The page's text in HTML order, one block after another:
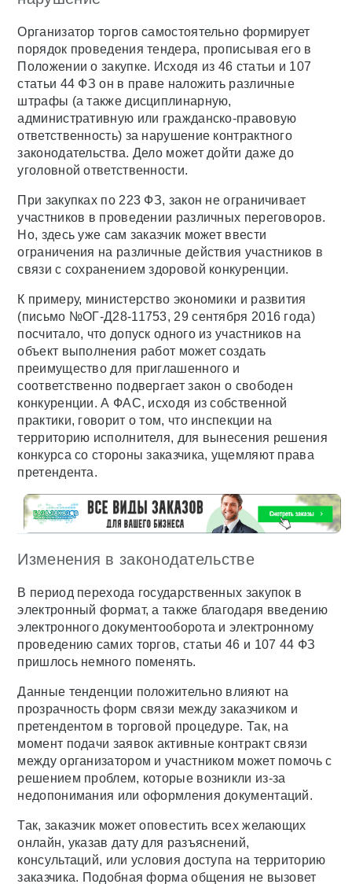
Организатор торгов самостоятельно формирует
порядок проведения тендера, прописывая его в
Положении о закупке. Исходя из 46 статьи и 107
статьи 44 ФЗ он в праве наложить различные
штрафы (а также дисциплинарную,
административную или гражданско-правовую
ответственность) за нарушение контрактного
законодательства. Дело может дойти даже до
уголовной ответственности.
При закупках по 223 ФЗ, закон не ограничивает
участников в проведении различных переговоров.
Но, здесь уже сам заказчик может ввести
ограничения на различные действия участников в
связи с сохранением здоровой конкуренции.
К примеру, министерство экономики и развития
(письмо №ОГ-Д28-11753, 29 сентября 2016 года)
посчитало, что допуск одного из участников на
объект выполнения работ может создать
преимущество для приглашенного и
соответственно подвергает закон о свободен
конкуренции. А ФАС, исходя из собственной
практики, говорит о том, что инспекции на
территорию исполнителя, для вынесения решения
конкурса со стороны заказчика, ущемляют права
претендента.
Изменения в законодательстве
В период перехода государственных закупок в
электронный формат, а также благодаря введению
электронного документооборота и электронному
проведению самих торгов, статьи 46 и 107 44 ФЗ
пришлось немного поменять.
Данные тенденции положительно влияют на
прозрачность форм связи между заказчиком и
претендентом в торговой процедуре. Так, на
момент подачи заявок активные контракт связи
между организатором и участником может помочь с
решением проблем, которые возникли из-за
недопонимания или оформления документаций.
Так, заказчик может оповестить всех желающих
онлайн, указав дату для разъяснений,
консультаций, или условия доступа на территорию
заказчика. Подобная форма общения не вызовет